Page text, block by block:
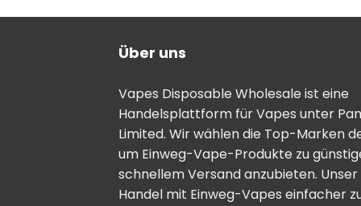
Über uns
Vapes Disposable Wholesale ist eine
Handelsplattform für Vapes unter
Limited. Wir wählen die Top-Marken
um Einweg-Vape-Produkte zu
schnellem Versand anzubieten. Unser
Handel mit Einweg-Vapes einfacher